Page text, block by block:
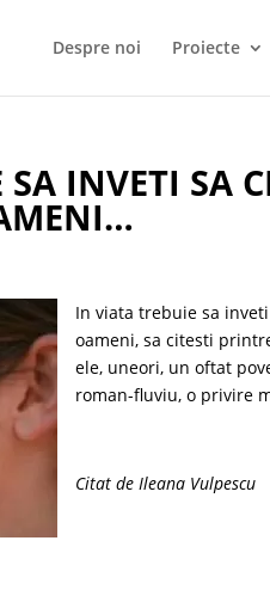
Despre noi Proiecte
INVETI SA
In viata trebuie sa
oameni, sa citesti
ele, uneori, un oftat
roman-fluviu, o privire
Citat de Ileana Vulpescu